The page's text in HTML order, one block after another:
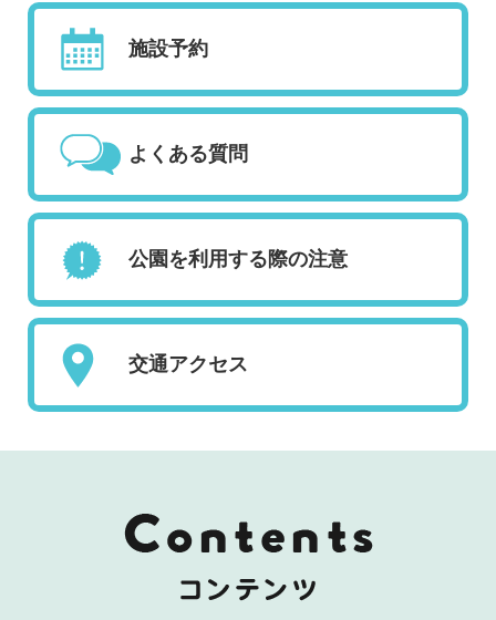
施設予約
よくある質問
公園を利用する際の注意
交通アクセス